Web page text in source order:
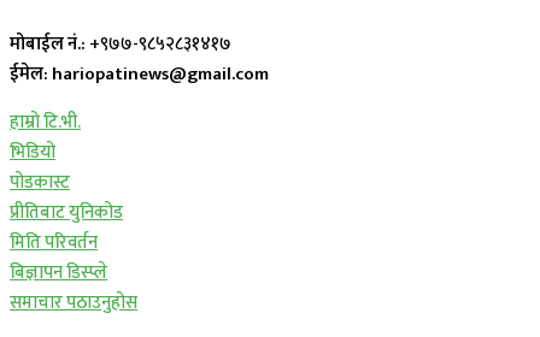
मोबाईल नं.: +९७७-९८५२८३१४१७
ईमेल: hariopatinews@gmail.com
हाम्रो टि.भी.
भिडियो
पोडकास्ट
प्रीतिबाट युनिकोड
मिति परिवर्तन
बिज्ञापन डिस्प्ले
समाचार पठाउनुहोस